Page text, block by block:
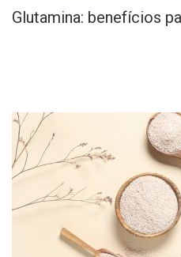
Glutamina: benefícios